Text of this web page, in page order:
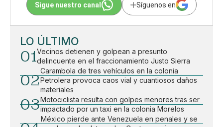
Sigue nuestro canal Síguenos en
LO ÚLTIMO
01Vecinos detienen y golpean a presunto
delincuente en el fraccionamiento Justo Sierra
02
Carambola de tres vehículos en la colonia
Petrolera provoca caos vial y cuantiosos daños
materiales
03Motociclista resulta con golpes menores tras ser
impactado por un taxi en la colonia Morelos
México pierde ante Venezuela en penales y se